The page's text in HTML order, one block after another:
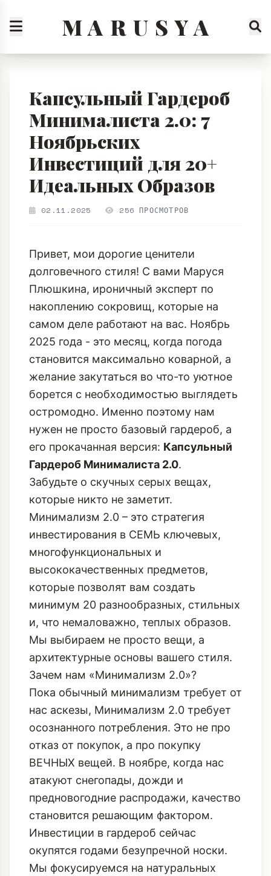
M A R U S Y A
Капсульный Гардероб
Минималиста 2.0: 7
Ноябрьских
Инвестиций для 20+
Идеальных Образов
02.11.2025 256 ПРОСМОТРОВ
Привет, мои дорогие ценители
долговечного стиля! С вами Маруся
Плюшкина, ироничный эксперт по
накоплению сокровищ, которые на
самом деле работают на вас. Ноябрь
2025 года - это месяц, когда погода
становится максимально коварной, а
желание закутаться во что-то уютное
борется с необходимостью выглядеть
остромодно. Именно поэтому нам
нужен не просто базовый гардероб, а
его прокачанная версия: Капсульный
Гардероб Минималиста 2.0.
Забудьте о скучных серых вещах,
которые никто не заметит.
Минимализм 2.0 – это стратегия
инвестирования в СЕМЬ ключевых,
многофункциональных и
высококачественных предметов,
которые позволят вам создать
минимум 20 разнообразных, стильных
и, что немаловажно, теплых образов.
Мы выбираем не просто вещи, а
архитектурные основы вашего стиля.
Зачем нам «Минимализм 2.0»?
Пока обычный минимализм требует от
нас аскезы, Минимализм 2.0 требует
осознанного потребления. Это не про
отказ от покупок, а про покупку
ВЕЧНЫХ вещей. В ноябре, когда нас
атакуют снегопады, дожди и
предновогодние распродажи, качество
становится решающим фактором.
Инвестиции в гардероб сейчас
окупятся годами безупречной носки.
Мы фокусируемся на натуральных